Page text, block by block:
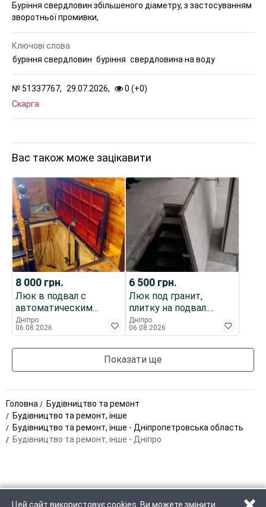
Буріння свердловин збільшеного діаметру, з застосуванням
зворотньої промивки,
№51337767, 29.07.2026, 0 (+0)
Скарга
Ключові слова
буріння свердловин буріння свердловина на воду
Вас також може зацікавити
8 000 грн.
Люк в подвал с
автоматическим
открыванием
"Броневик" Днепр.
Дніпро
06.08.2026
6 500 грн.
Люк под гранит,
плитку на подвал.
Броневик
Днепропетровск.
Дніпро
06.08.2026
Показати ще
Головна
Будівництво та ремонт
Будівництво та ремонт, інше
Будівництво та ремонт, інше - Дніпропетровська область
Будівництво та ремонт, інше - Дніпро
Цей сайт використовує cookies. Ви можете змінити